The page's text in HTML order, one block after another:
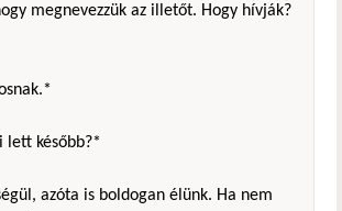
megnevezzük az illetőt. Hogy hívják?
lett később?*
azóta is boldogan élünk. Ha nem